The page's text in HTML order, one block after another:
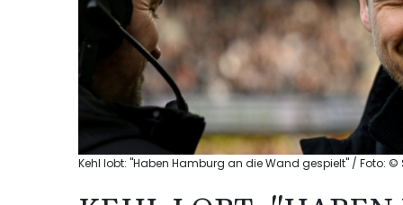
Kehl lobt: "Haben Hamburg an die Wand gespielt" / Foto: ©